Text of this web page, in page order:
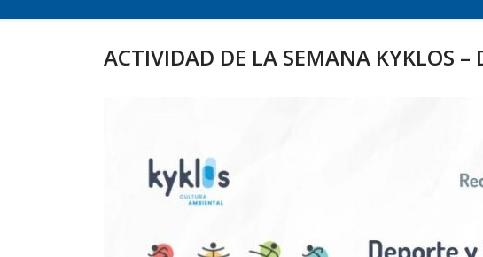
ACTIVIDAD DE LA SEMANA KYKLOS –